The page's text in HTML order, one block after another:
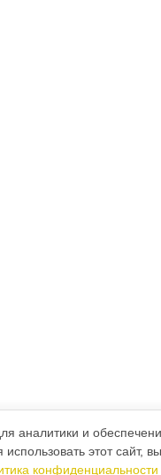
аналитики и
этот сайт,
конфиденциальности